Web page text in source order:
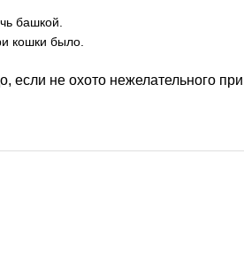
башкой.
кошки было.
не охото нежелательного